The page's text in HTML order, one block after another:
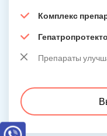
Комплекс
Препараты